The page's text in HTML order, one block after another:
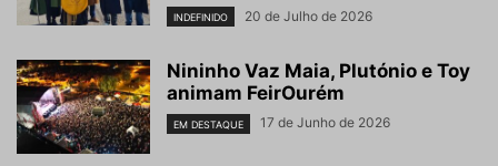
INDEFINIDO 20 de Julho de 2026
Nininho Vaz Maia, Plutónio e Toy
animam FeirOurém
EM DESTAQUE 17 de Junho de 2026